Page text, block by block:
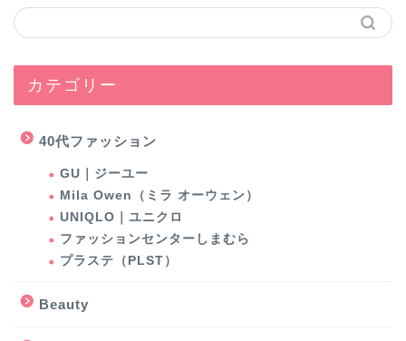
カテゴリー
40代ファッション
GU｜ジーユー
Mila Owen（ミラ オーウェン）
UNIQLO｜ユニクロ
ファッションセンターしまむら
プラステ（PLST）
Beauty